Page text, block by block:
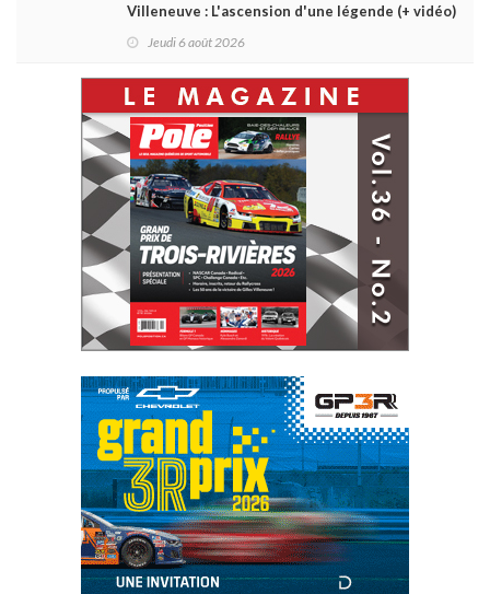
Villeneuve : L'ascension d'une légende (+ vidéo)
Jeudi 6 août 2026